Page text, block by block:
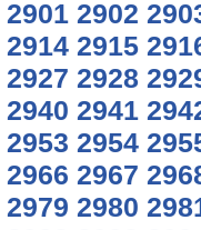
2901 2902
2914 2915
2927 2928
2940 2941
2953 2954
2966 2967
2979 2980